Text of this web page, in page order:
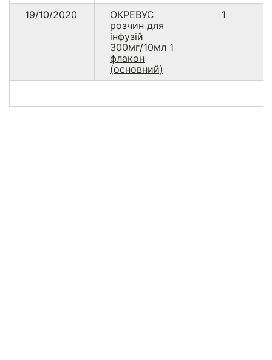
19/10/2020
ОКРЕВУС
розчин для
інфузій
300мг/10мл 1
флакон
(основний)
1